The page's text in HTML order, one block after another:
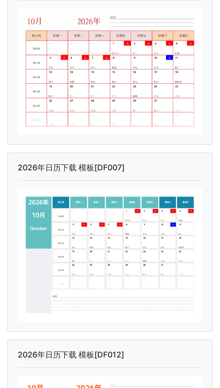
2026年日历下载 模板[DF007]
2026年日历下载 模板[DF012]